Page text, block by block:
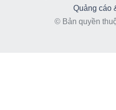
Quảng cáo
© Bản quyền